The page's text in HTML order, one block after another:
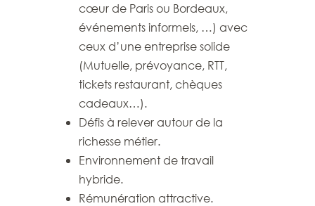
cœur de Paris ou Bordeaux,
événements informels, …) avec
ceux d’une entreprise solide
(Mutuelle, prévoyance, RTT,
tickets restaurant, chèques
cadeaux…).
Défis à relever autour de la
richesse métier.
Environnement de travail
hybride.
Rémunération attractive.